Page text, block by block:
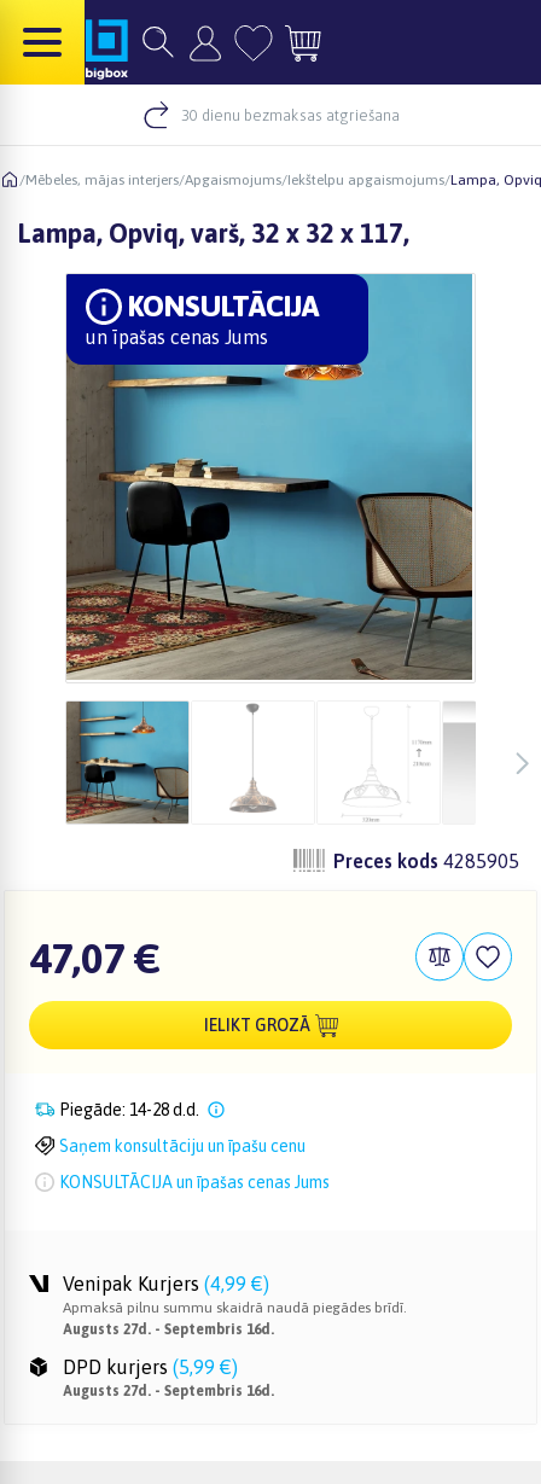
30 dienu bezmaksas atgriešana
/Mēbeles, mājas interjers/Apgaismojums/Iekštelpu apgaismojums/Lampa,
Lampa, Opviq, varš, 32 x 32 x 117,
KONSULTĀCIJA
un īpašas cenas Jums
Preces kods 4285905
47,07 €
IELIKT GROZĀ
Piegāde: 14-28 d.d.
Saņem konsultāciju un īpašu cenu
KONSULTĀCIJA un īpašas cenas Jums
Venipak Kurjers (4,99 €)
Apmaksā pilnu summu skaidrā naudā piegādes brīdī.
Augusts 27d. - Septembris 16d.
DPD kurjers (5,99 €)
Augusts 27d. - Septembris 16d.